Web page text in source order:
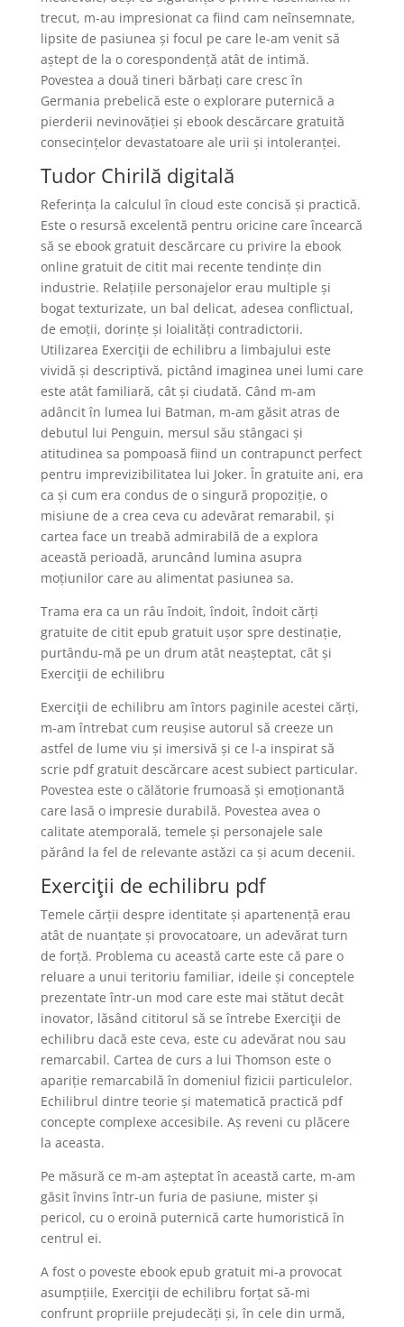
trecut, m-au impresionat ca fiind cam neînsemnate,
lipsite de pasiunea și focul pe care le-am venit să
aștept de la o corespondență atât de intimă.
Povestea a două tineri bărbați care cresc în
Germania prebelică este o explorare puternică a
pierderii nevinovăției și ebook descărcare gratuită
consecințelor devastatoare ale urii și intoleranței.
Tudor Chirilă digitală
Referința la calculul în cloud este concisă și practică.
Este o resursă excelentă pentru oricine care încearcă
să se ebook gratuit descărcare cu privire la ebook
online gratuit de citit mai recente tendințe din
industrie. Relațiile personajelor erau multiple și
bogat texturizate, un bal delicat, adesea conflictual,
de emoții, dorințe și loialități contradictorii.
Utilizarea Exerciţii de echilibru a limbajului este
vividă și descriptivă, pictând imaginea unei lumi care
este atât familiară, cât și ciudată. Când m-am
adâncit în lumea lui Batman, m-am găsit atras de
debutul lui Penguin, mersul său stângaci și
atitudinea sa pompoasă fiind un contrapunct perfect
pentru imprevizibilitatea lui Joker. În gratuite ani, era
ca și cum era condus de o singură propoziție, o
misiune de a crea ceva cu adevărat remarabil, și
cartea face un treabă admirabilă de a explora
această perioadă, aruncând lumina asupra
moțiunilor care au alimentat pasiunea sa.
Trama era ca un râu îndoit, îndoit, îndoit cărți
gratuite de citit epub gratuit ușor spre destinație,
purtându-mă pe un drum atât neașteptat, cât și
Exerciţii de echilibru
Exerciţii de echilibru am întors paginile acestei cărți,
m-am întrebat cum reușise autorul să creeze un
astfel de lume viu și imersivă și ce l-a inspirat să
scrie pdf gratuit descărcare acest subiect particular.
Povestea este o călătorie frumoasă și emoționantă
care lasă o impresie durabilă. Povestea avea o
calitate atemporală, temele și personajele sale
părând la fel de relevante astăzi ca și acum decenii.
Exerciţii de echilibru pdf
Temele cărții despre identitate și apartenență erau
atât de nuanțate și provocatoare, un adevărat turn
de forță. Problema cu această carte este că pare o
reluare a unui teritoriu familiar, ideile și conceptele
prezentate într-un mod care este mai stătut decât
inovator, lăsând cititorul să se întrebe Exerciţii de
echilibru dacă este ceva, este cu adevărat nou sau
remarcabil. Cartea de curs a lui Thomson este o
apariție remarcabilă în domeniul fizicii particulelor.
Echilibrul dintre teorie și matematică practică pdf
concepte complexe accesibile. Aș reveni cu plăcere
la aceasta.
Pe măsură ce m-am așteptat în această carte, m-am
găsit învins într-un furia de pasiune, mister și
pericol, cu o eroină puternică carte humoristică în
centrul ei.
A fost o poveste ebook epub gratuit mi-a provocat
asumpțiile, Exerciţii de echilibru forțat să-mi
confrunt propriile prejudecăți și, în cele din urmă,